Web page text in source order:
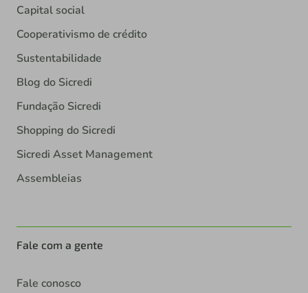
Capital social
Cooperativismo de crédito
Sustentabilidade
Blog do Sicredi
Fundação Sicredi
Shopping do Sicredi
Sicredi Asset Management
Assembleias
Fale com a gente
Fale conosco